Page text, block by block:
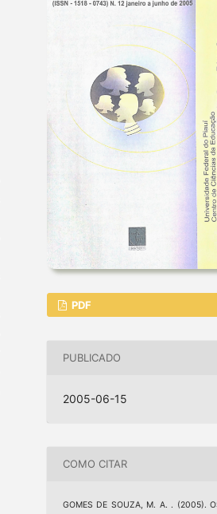
PDF
PUBLICADO
2005-06-15
COMO CITAR
GOMES DE SOUZA, M. A. . (2005).